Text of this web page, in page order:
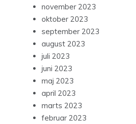
november 2023
oktober 2023
september 2023
august 2023
juli 2023
juni 2023
maj 2023
april 2023
marts 2023
februar 2023